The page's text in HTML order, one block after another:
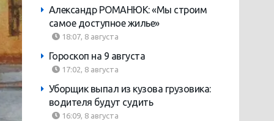
Александр РОМАНЮК: «Мы строим
самое доступное жилье»
18:07, 8 августа
Гороскоп на 9 августа
17:02, 8 августа
Уборщик выпал из кузова грузовика:
водителя будут судить
16:09, 8 августа